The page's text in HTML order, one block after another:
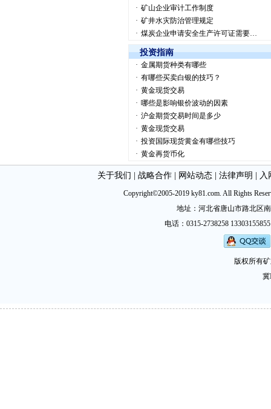
· 矿山企业审计工作制度
· 矿井水灾防治管理规定
· 煤炭企业申请安全生产许可证需要…
投资指南
· 金属期货种类有哪些
· 有哪些买卖白银的技巧？
· 黄金现货交易
· 哪些是影响银价波动的因素
· 沪金期货交易时间是多少
· 黄金现货交易
· 投资国际现货黄金有哪些技巧
· 黄金再货币化
关于我们 战略合作| 网站动态| 法律声明 入
Copyright©2005-2019 ky81.com. All Rights
地址：河北省唐山市路北区
电话：0315-2738258
版权所有
冀